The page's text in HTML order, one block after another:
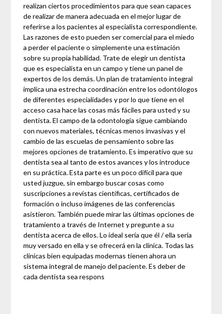
realizan ciertos procedimientos para que sean capaces
de realizar de manera adecuada en el mejor lugar de
referirse a los pacientes al especialista correspondiente.
Las razones de esto pueden ser comercial para el miedo
a perder el paciente o simplemente una estimación
sobre su propia habilidad. Trate de elegir un dentista
que es especialista en un campo y tiene un panel de
expertos de los demás. Un plan de tratamiento integral
implica una estrecha coordinación entre los odontólogos
de diferentes especialidades y por lo que tiene en el
acceso casa hace las cosas más fáciles para usted y su
dentista. El campo de la odontología sigue cambiando
con nuevos materiales, técnicas menos invasivas y el
cambio de las escuelas de pensamiento sobre las
mejores opciones de tratamiento. Es imperativo que su
dentista sea al tanto de estos avances y los introduce
en su práctica. Esta parte es un poco difícil para que
usted juzgue, sin embargo buscar cosas como
suscripciones a revistas científicas, certificados de
formación o incluso imágenes de las conferencias
asistieron. También puede mirar las últimas opciones de
tratamiento a través de Internet y pregunte a su
dentista acerca de ellos. Lo ideal sería que él / ella sería
muy versado en ella y se ofrecerá en la clínica. Todas las
clínicas bien equipadas modernas tienen ahora un
sistema integral de manejo del paciente. Es deber de
cada dentista sea respons